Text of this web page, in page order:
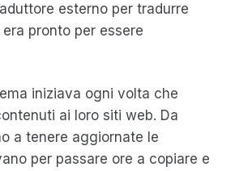
esterno per tradurre
pronto per essere
iniziava ogni volta che
ai loro siti web. Da
a tenere aggiornate le
per passare ore a copiare e